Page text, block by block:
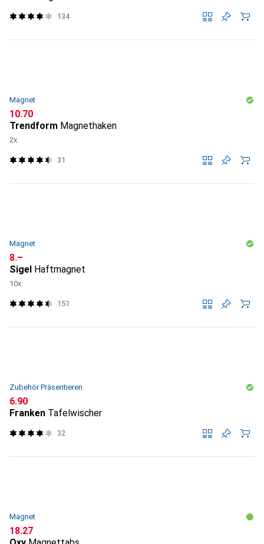
134
Magnet
CHF
10.70
Trendform Magnethaken
2x
31
Magnet
CHF
8.–
Sigel Haftmagnet
10x
151
Zubehör Präsentieren
CHF
6.90
Franken Tafelwischer
32
Magnet
CHF
18.27